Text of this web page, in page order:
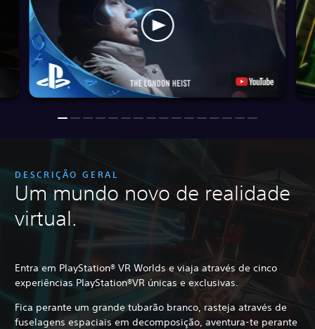
DESCRIÇÃO GERAL
Um mundo novo de realidade
virtual.
Entra em PlayStation® VR Worlds e viaja através de cinco
experiências PlayStation®VR únicas e exclusivas.
Fica perante um grande tubarão branco, rasteja através de
fuselagens espaciais em decomposição, aventura-te perante